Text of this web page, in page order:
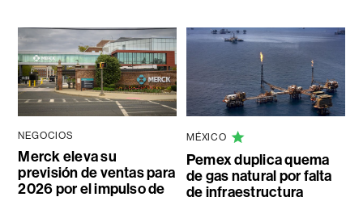
NEGOCIOS
Merck eleva su
previsión de ventas para
2026 por el impulso de
MÉXICO
Pemex duplica quema
de gas natural por falta
de infraestructura